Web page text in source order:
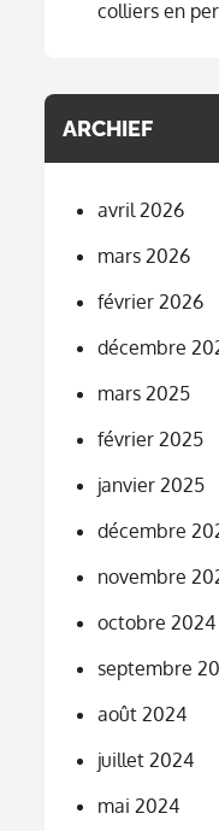
colliers en
ARCHIEF
avril 2026
mars 2026
février 2026
décembre
mars 2025
février 2025
janvier 2025
décembre
novembre
octobre 2024
septembre
août 2024
juillet 2024
mai 2024